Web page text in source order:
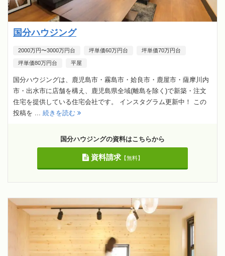
国分ハウジング
2000万円〜3000万円台 坪単価60万円台 坪単価70万円台
坪単価80万円台 平屋
国分ハウジングは、鹿児島市・霧島市・姶良市・鹿屋市・薩摩川内
市・出水市に店舗を構え、鹿児島県全域(離島を除く)で新築・注文
住宅を提供している住宅会社です。 インスタグラム更新中！ この
投稿を ... 続きを読む
国分ハウジングの資料はこちらから
資料請求【無料】